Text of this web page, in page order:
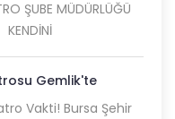
ŞUBE MÜDÜRLÜĞÜ
KENDİNİ
Gemlik'te
Vakti! Bursa Şehir